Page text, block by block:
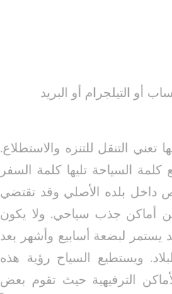
أو التيلجرام أو البريد
تعني التنقل للتنزه والاستطلاع.
السياحة تليها كلمة السفر
داخل بلده الأصلي وقد تقتضي
من أماكن جذب سياحي. ولا يكون
يستمر لبضعة أسابيع وأشهر بعد
ويستطيع السياح رؤية هذه
الترفيهية حيث تقوم بعض